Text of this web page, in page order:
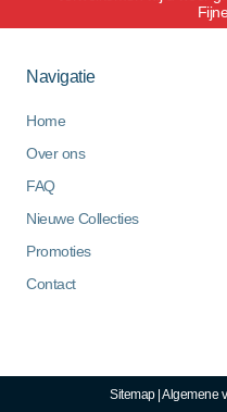
Navigatie
Home
Over ons
FAQ
Nieuwe Collecties
Promoties
Contact
Sitemap|Algemene